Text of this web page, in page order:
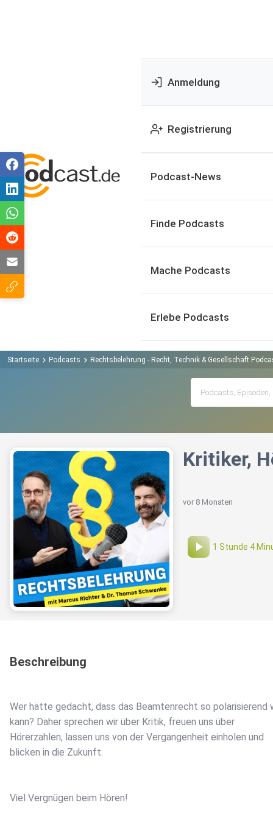
Anmeldung
Registrierung
Podcast-News
Finde Podcasts
Mache Podcasts
Erlebe Podcasts
Startseite Podcasts Rechtsbelehrung - Recht, Technik & Gesellschaft
Kritiker,
vor 8 Monaten
1 Stunde 4
Beschreibung
Wer hätte gedacht, dass das Beamtenrecht so polarisierend
kann? Daher sprechen wir über Kritik, freuen uns über
Hörerzahlen, lassen uns von der Vergangenheit einholen und
blicken in die Zukunft.
Viel Vergnügen beim Hören!